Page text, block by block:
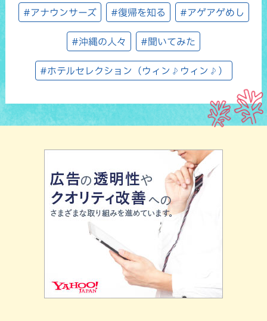
#アナウンサーズ #復帰を知る #アゲアゲめし
#沖縄の人々 #聞いてみた
#ホテルセレクション（ウィン♪ウィン♪）